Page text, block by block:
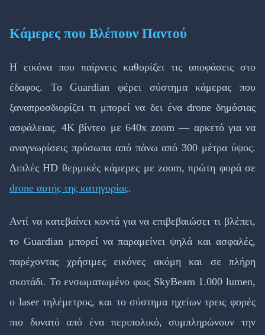
Κάμερες που Βλέπουν Παντού
Η εικόνα που παίρνεις καθορίζει τις αποφάσεις στο
έδαφος. Το Guardian φέρει σύστημα κάμερας που
ξαναπροσδιορίζει τι μπορεί να δει ένα drone δημόσιας
ασφάλειας. 4K βίντεο με 640x zoom — αρκετό για να
αναγνωρίσεις πρόσωπα από πάνω από 300 μέτρα ύψος.
Διπλές HD θερμικές κάμερες με zoom, πρώτη φορά σε
drone αυτής της κατηγορίας.
Αντί να κατεβαίνει κοντά για να επιβεβαιώσει τι βλέπει,
το Guardian μπορεί να παραμείνει ψηλά και ασφαλές,
παρέχοντας χρήσιμες εικόνες ακόμη και σε πλήρη
σκοτάδι. Το ενσωματωμένο φως SkyBeam 1.000 lumen,
ο laser τηλέμετρος, και το σύστημα ηχείων τρεις φορές
πιο δυνατό από ένα περιπολικό, συμπληρώνουν την